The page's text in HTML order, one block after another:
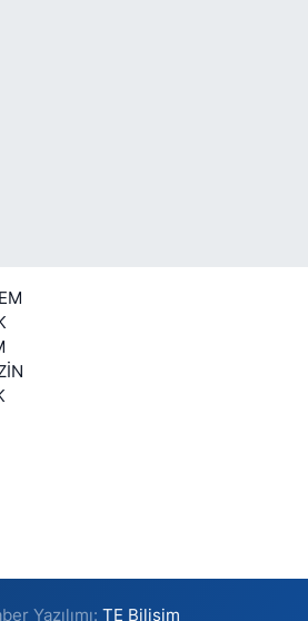
Yazılımı:TE Bilişim